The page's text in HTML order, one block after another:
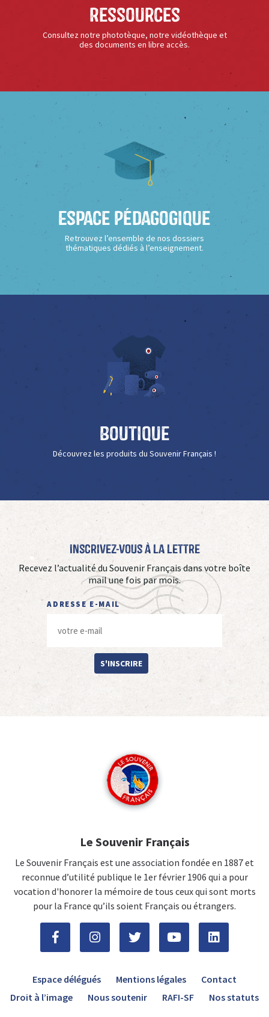
Ressources
Consultez notre phototèque, notre vidéothèque et
des documents en libre accès.
Espace Pédagogique
Retrouvez l’ensemble de nos dossiers
thématiques dédiés à l’enseignement.
Boutique
Découvrez les produits du Souvenir Français !
Inscrivez-vous à La Lettre
Recevez l’actualité du Souvenir Français dans votre boîte
mail une fois par mois.
ADRESSE E-MAIL
S'INSCRIRE
Le Souvenir Français
Le Souvenir Français est une association fondée en 1887 et
reconnue d’utilité publique le 1er février 1906 qui a pour
vocation d'honorer la mémoire de tous ceux qui sont morts
pour la France qu’ils soient Français ou étrangers.
Espace délégués Mentions légales
Contact
Droit à l’image
Nous soutenir RAFI-SF Nos statuts